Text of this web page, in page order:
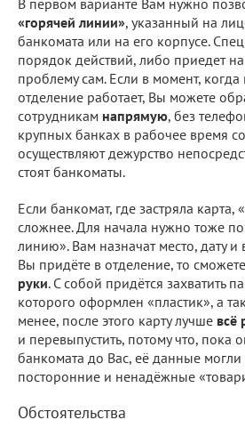
«горячей линии», указанный на
банкомата или на его корпусе.
порядок действий, либо приедет
проблему сам. Если в момент,
отделение работает, Вы можете
сотрудникам напрямую, без
крупных банках в рабочее время
осуществляют дежурство
стоят банкоматы.
Если банкомат, где застряла карта,
сложнее. Для начала нужно тоже
линию». Вам назначат место, дату и
Вы придёте в отделение, то сможете
руки. С собой придётся захватить
которого оформлен «пластик», а
менее, после этого карту лучше всё
и перевыпустить, потому что, пока
банкомата до Вас, её данные могли
посторонние и ненадёжные
Обстоятельства